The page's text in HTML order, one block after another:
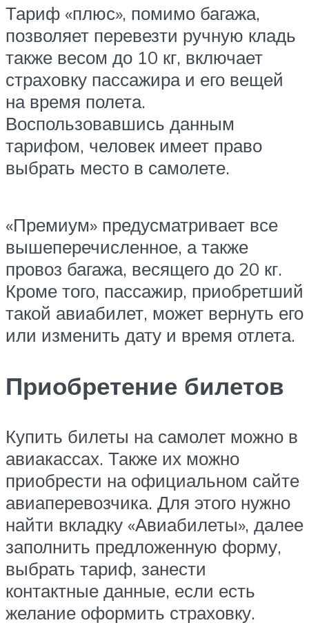
Тариф «плюс», помимо багажа,
позволяет перевезти ручную кладь
также весом до 10 кг, включает
страховку пассажира и его вещей
на время полета.
Воспользовавшись данным
тарифом, человек имеет право
выбрать место в самолете.
«Премиум» предусматривает все
вышеперечисленное, а также
провоз багажа, весящего до 20 кг.
Кроме того, пассажир, приобретший
такой авиабилет, может вернуть его
или изменить дату и время отлета.
Приобретение билетов
Купить билеты на самолет можно в
авиакассах. Также их можно
приобрести на официальном сайте
авиаперевозчика. Для этого нужно
найти вкладку «Авиабилеты», далее
заполнить предложенную форму,
выбрать тариф, занести
контактные данные, если есть
желание оформить страховку.